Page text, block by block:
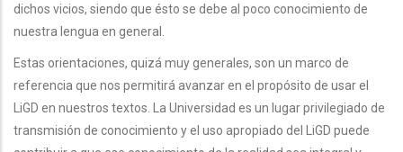
dichos vicios, siendo que ésto se debe al poco conocimiento de
nuestra lengua en general.
Estas orientaciones, quizá muy generales, son un marco de
referencia que nos permitirá avanzar en el propósito de usar el
LiGD en nuestros textos. La Universidad es un lugar privilegiado de
transmisión de conocimiento y el uso apropiado del LiGD puede